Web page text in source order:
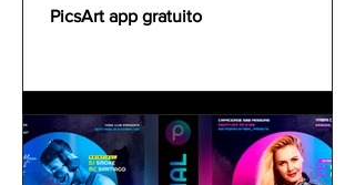
PicsArt app gratuito